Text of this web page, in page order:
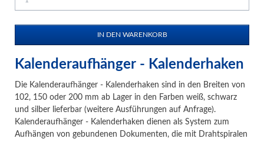
Kalenderaufhänger - Kalenderhaken
Die Kalenderaufhänger - Kalenderhaken sind in den Breiten von
102, 150 oder 200 mm ab Lager in den Farben weiß, schwarz
und silber lieferbar (weitere Ausführungen auf Anfrage).
Kalenderaufhänger - Kalenderhaken dienen als System zum
Aufhängen von gebundenen Dokumenten, die mit Drahtspiralen